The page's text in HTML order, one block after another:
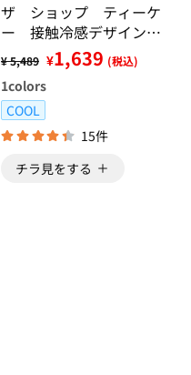
ザ ショップ ティーケ
ー 接触冷感デザインポ
ロシャツ
¥ 5,489 ¥1,639 (税込)
1colors
COOL
15件
チラ見をする